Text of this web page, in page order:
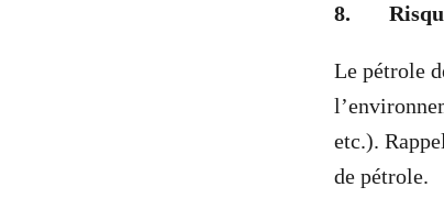
8.
Le pétrole
etc.).
de pétrole.